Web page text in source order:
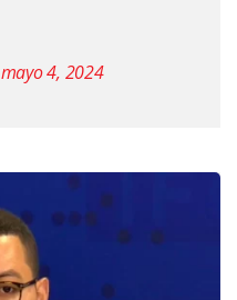
mayo 4, 2024